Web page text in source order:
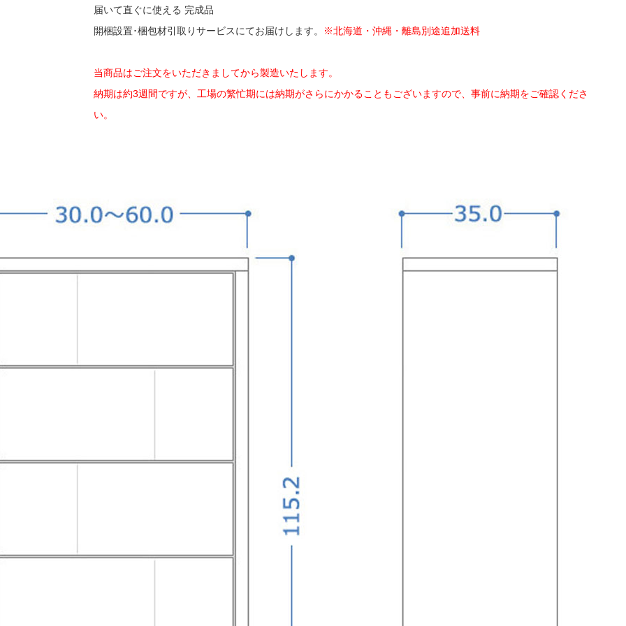
届いて直ぐに使える 完成品
開梱設置･梱包材引取りサービスにてお届けします。
※北海道・沖縄・離島別途追加送料
当商品はご注文をいただきましてから製造いたします。
納期は約3週間ですが、工場の繁忙期には納期がさらにかかることもございますので、事前に納期をご確認くださ
い。